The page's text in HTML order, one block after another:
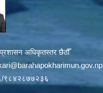
अधिकृतस्तर छैठौँ
९८४२८७७२३६